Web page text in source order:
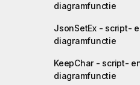
diagramfunctie
JsonSetEx - script-
diagramfunctie
KeepChar - script-
diagramfunctie